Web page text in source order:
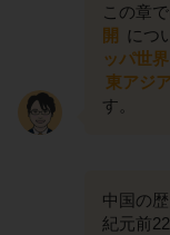
この章
開
につ
ッパ世界
東アジア
す。
中国の
紀元前